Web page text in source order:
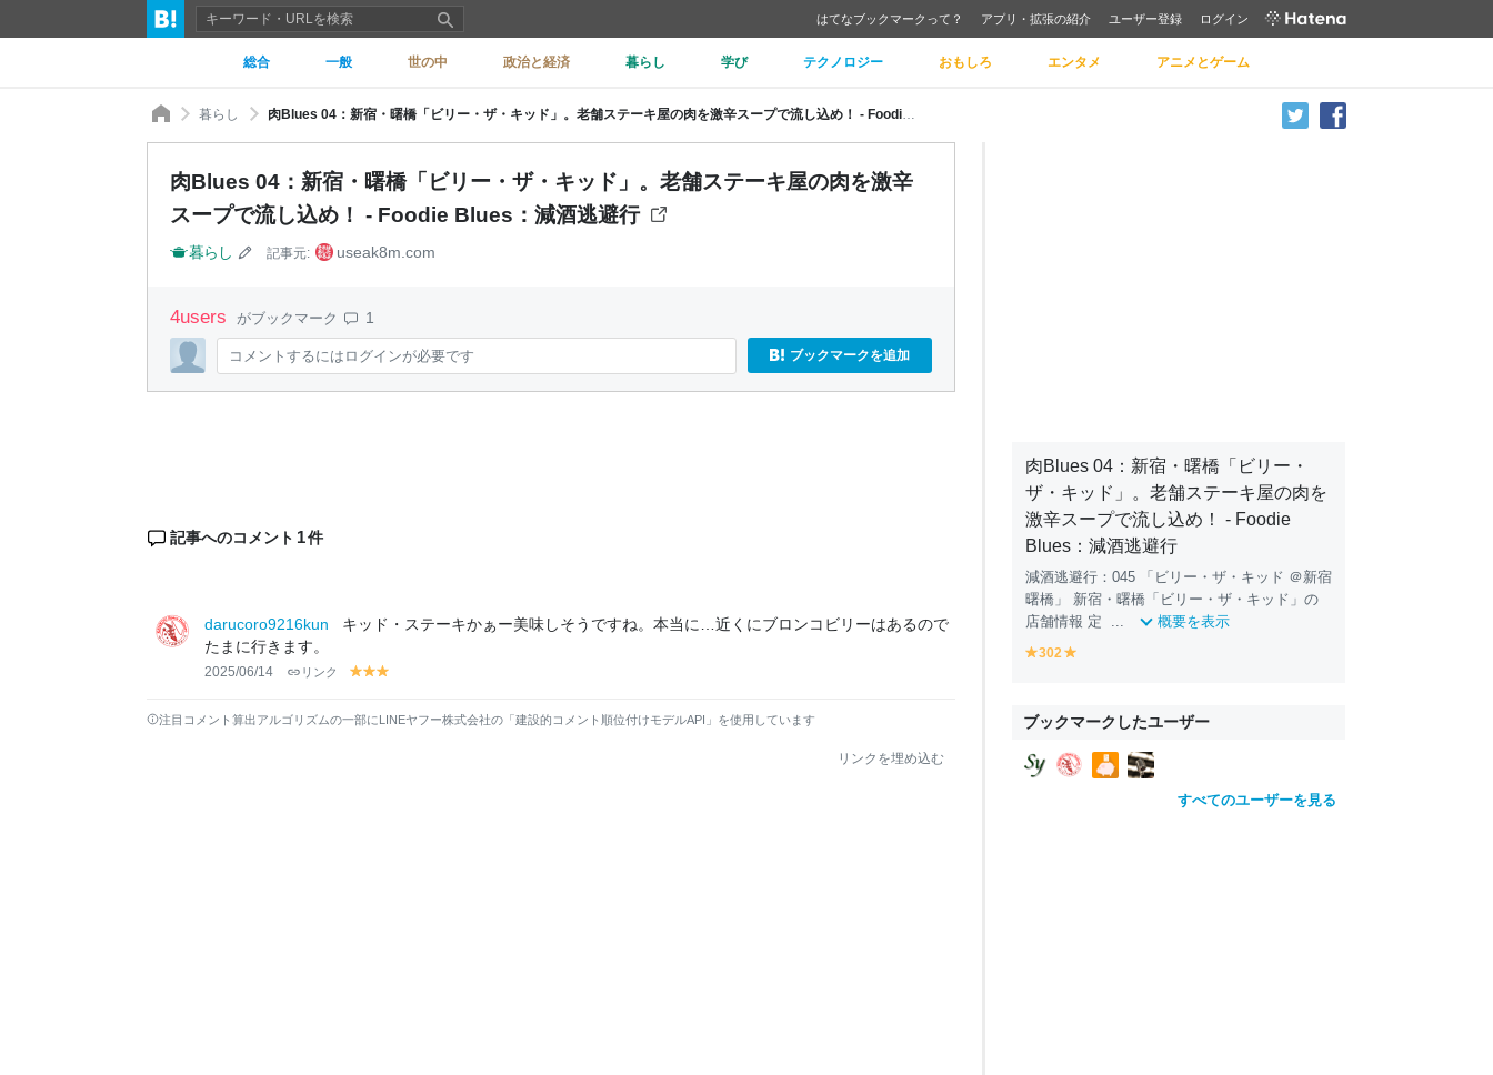
はてなブックマークって？ アプリ・拡張の紹介 ユーザー登録 ログイン
総合 一般 世の中 政治と経済 暮らし 学び テクノロジー おもしろ エンタメ アニメとゲーム
暮らし
肉Blues 04：新宿・曙橋「ビリー・ザ・キッド」。老舗ステーキ屋の肉を激辛
スープで流し込め！ - Foodie Blues：減酒逃避行
暮らし 記事元: useak8m.com
4users がブックマーク 1
コメントするにはログインが必要です ブックマークを追加
記事へのコメント 1件
darucoro9216kun
キッド・ステーキかぁー美味しそうですね。本当に…近くにブロンコビリーはあるので
たまに行きます。
2025/06/14 リンク
y
lo
y
lolo
注目コメント算出アルゴリズムの一部にLINEヤフー株式会社の「建設的コメント順位付けモデルAPI」を使用しています
リンクを埋め込む
肉Blues 04：新宿・曙橋「ビリー・
ザ・キッド」。老舗ステーキ屋の肉を
激辛スープで流し込め！ - Foodie
Blues：減酒逃避行
減酒逃避行：045 「ビリー・ザ・キッド ＠新宿
曙橋」 新宿・曙橋「ビリー・ザ・キッド」の
店舗情報 定 ...
概要を表示
y
o
w
302
o
ブックマークしたユーザー
すべてのユーザーを見る